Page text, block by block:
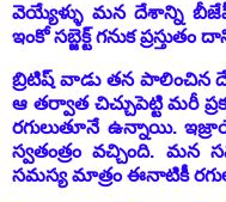
వెయ్యేళ్ళు మన దేశాన్ని
ఇంకో సబ్జెక్ట్ గనుక
బ్రిటిష్ వాడు తన పాలించిన
ఆ తర్వాత చిచ్చుపెట్టి మరీ
రగులుతూనే ఉన్నాయి.
స్వతంత్రం వచ్చింది.
సమస్య మాత్రం ఈనాటికీ